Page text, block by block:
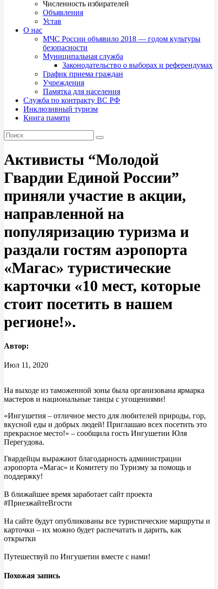
Численность избирателей
Объявления
Устав
О нас
МЧС России объявило 2018 — годом культуры
безопасности
Муниципальная служба
Законодательство о выборах и референдумах
График приема граждан
Учреждения
Памятка для населения
Служба по контракту ВС РФ
Инклюзивный туризм
Книга памяти
Активисты “Молодой
Гвардии Единой России”
приняли участие в акции,
направленной на
популяризацию туризма и
раздали гостям аэропорта
«Магас» туристические
карточки «10 мест, которые
стоит посетить в нашем
регионе!».
Автор:
Июл 11, 2020
На выходе из таможенной зоны была организована ярмарка
мастеров и национальные танцы с угощениями!
«Ингушетия – отличное место для любителей природы, гор,
вкусной еды и добрых людей! Приглашаю всех посетить это
прекрасное место!» – сообщила гость Ингушетии Юля
Перегудова.
Гвардейцы выражают благодарность администрации
аэропорта «Магас» и Комитету по Туризму за помощь и
поддержку!
В ближайшее время заработает сайт проекта
#ПриезжайтеВгости
На сайте будут опубликованы все туристические маршруты и
карточки – их можно будет распечатать и дарить, как
открытки
Путешествуй по Ингушетии вместе с нами!
Похожая запись